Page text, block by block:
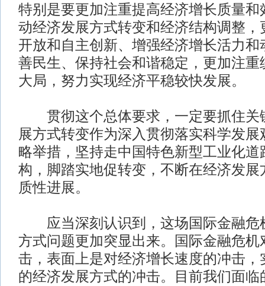
特别是要更加注重提高经济增长质量和
动经济发展方式转变和经济结构调整，
开放和自主创新、增强经济增长活力和
善民生、保持社会和谐稳定，更加注重
大局，努力实现经济平稳较快发展。
贯彻这个总体要求，一定要抓住关
展方式转变作为深入贯彻落实科学发
略举措，坚持走中国特色新型工业化道
构，脚踏实地促转变，不断在经济发展
质性进展。
应当深刻认识到，这场国际金融危
方式问题更加突显出来。国际金融危机
击，表面上是对经济增长速度的冲击，
的经济发展方式的冲击。目前我们面临